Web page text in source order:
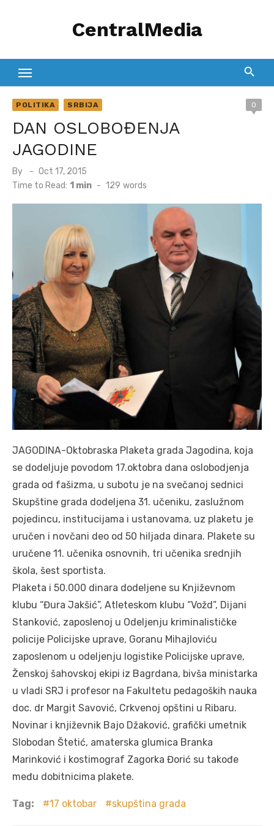
CentralMedia
POLITIKA SRBIJA 0
DAN OSLOBOĐENJA
JAGODINE
By
Posted
on
Oct 17, 2015
Time to Read: 1 min - 129 words
JAGODINA-Oktobraska Plaketa grada Jagodina, koja
se dodeljuje povodom 17.oktobra dana oslobodjenja
grada od fašizma, u subotu je na svečanoj sednici
Skupštine grada dodeljena 31. učeniku, zaslužnom
pojedincu, institucijama i ustanovama, uz plaketu je
uručen i novčani deo od 50 hiljada dinara. Plakete su
uručene 11. učenika osnovnih, tri učenika srednjih
škola, šest sportista.
Plaketa i 50.000 dinara dodeljene su Književnom
klubu “Đura Jakšić”, Atleteskom klubu “Vožd”, Dijani
Stanković, zaposlenoj u Odeljenju kriminalističke
policije Policijske uprave, Goranu Mihajloviću
zaposlenom u odeljenju logistike Policijske uprave,
Ženskoj šahovskoj ekipi iz Bagrdana, bivša ministarka
u vladi SRJ i profesor na Fakultetu pedagoških nauka
doc. dr Margit Savović, Crkvenoj opštini u Ribaru.
Novinar i književnik Bajo Džaković, grafički umetnik
Slobodan Štetić, amaterska glumica Branka
Marinković i kostimograf Zagorka Đorić su takođe
među dobitnicima plakete.
Tag: 17 oktobar skupština grada